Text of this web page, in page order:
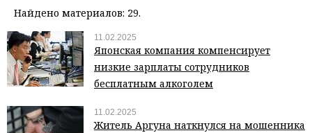
Найдено материалов: 29.
11.02.2025
Японская компания компенсирует
низкие зарплаты сотрудников
бесплатным алкоголем
11.02.2025
Житель Аргуна наткнулся на мошенника